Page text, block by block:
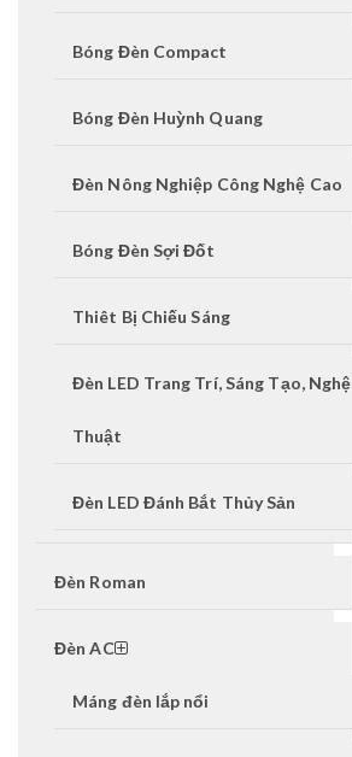
Bóng Đèn Compact
Bóng Đèn Huỳnh Quang
Đèn Nông Nghiệp Công Nghệ Cao
Bóng Đèn Sợi Đốt
Thiêt Bị Chiếu Sáng
Đèn LED Trang Trí, Sáng Tạo, Nghệ
Thuật
Đèn LED Đánh Bắt Thủy Sản
Đèn Roman
Đèn AC
Máng đèn lắp nổi